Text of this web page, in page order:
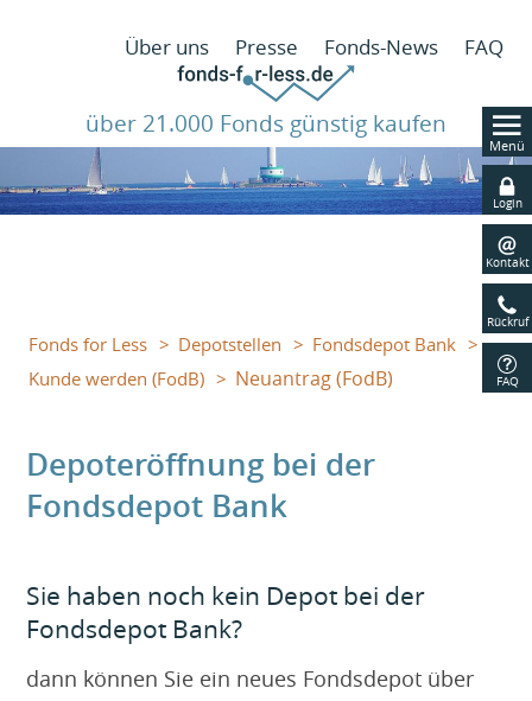
Über uns Presse Fonds-News FAQ
über 21.000 Fonds günstig kaufen
Login
Kontakt
Rückruf
FAQ
Menü
Fonds for Less Depotstellen
Fondsdepot Bank
Kunde werden (FodB)
Neuantrag (FodB)
Depoteröffnung bei der
Fondsdepot Bank
Sie haben noch kein Depot bei der
Fondsdepot Bank?
dann können Sie ein neues Fondsdepot über